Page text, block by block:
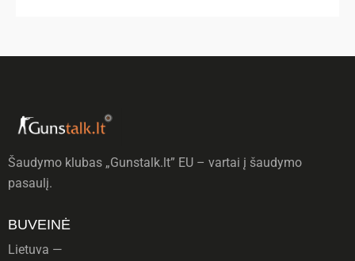
Šaudymo klubas „Gunstalk.lt” EU – vartai į šaudymo
pasaulį.
BUVEINĖ
Lietuva —